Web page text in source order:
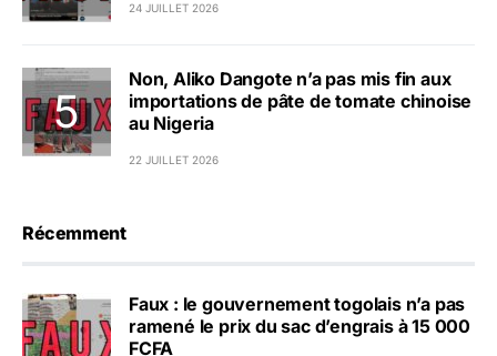
24 JUILLET 2026
Non, Aliko Dangote n’a pas mis fin aux
importations de pâte de tomate chinoise
au Nigeria
22 JUILLET 2026
Récemment
Faux : le gouvernement togolais n’a pas
ramené le prix du sac d’engrais à 15 000
FCFA